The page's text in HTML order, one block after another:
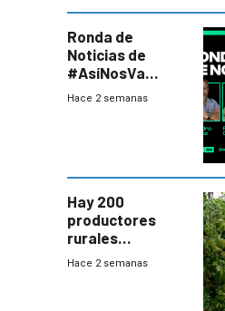
Ronda de
Noticias de
#AsíNosVa
(20/7/26)
Hace 2 semanas
Hay 200
productores
rurales
afectados tras
Hace 2 semanas